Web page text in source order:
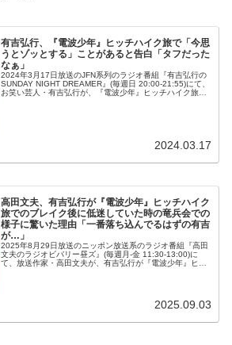
有吉弘行、『電波少年』ヒッチハイク旅で「今思
うとゾッとする」ことがあると告白「タフだった
なぁ」
2024年3月17日放送のJFN系列のラジオ番組『有吉弘行の
SUNDAY NIGHT DREAMER』(毎週日 20:00-21:55)にて、
お笑い芸人・有吉弘行が、『電波少年』ヒッチハイク旅で
2024.03.17
高田文夫、有吉弘行が『電波少年』ヒッチハイク
旅でのブレイク後に低迷していた時の竜兵会での
様子に驚いた理由「一番落ち込んでるはずの有吉
が…」
2025年8月29日放送のニッポン放送系のラジオ番組『高田
文夫のラジオビバリー昼ズ』(毎週月-金 11:30-13:00)に
て、放送作家・高田文夫が、有吉弘行が『電波少年』ヒッ
2025.09.03